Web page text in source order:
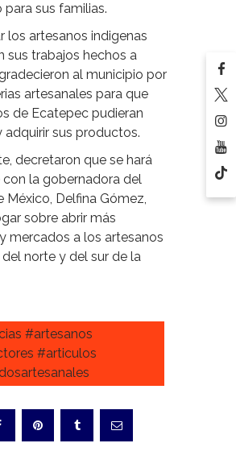
para sus familias.
los artesanos indigenas
sus trabajos hechos a
al municipio por
artesanales para que
de Ecatepec pudieran
adquirir sus productos.
decretaron que se hará
con la gobernadora del
México, Delfina Gómez,
sobre abrir más
mercados a los artesanos
norte y del sur de la
#artesanos
#articulos